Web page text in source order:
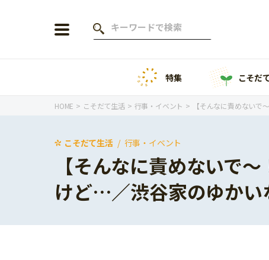
年齢から探す
1歳
特集 こそだ
HOME こそだて生活 行事・イベント 【そんなに責めない
こそだて生活 行事・イベント
【そんなに責めないで
けど…／渋谷家のゆかい